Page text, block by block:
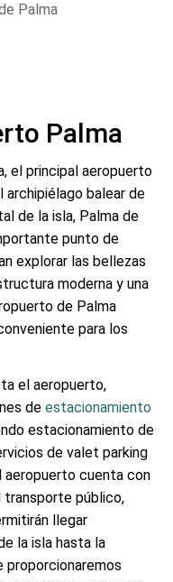
Palma
Palma
el principal aeropuerto
archipiélago balear de
de la isla, Palma de
punto de
explorar las bellezas
moderna y una
de Palma
para los
el aeropuerto,
de estacionamiento
estacionamiento de
de valet parking
aeropuerto cuenta con
público,
llegar
la isla hasta la
proporcionaremos